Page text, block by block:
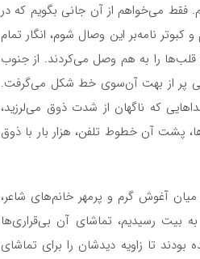
فقط می‌خواهم از آن جانی بگویم که در
نامه‌بر این وصال شوم، انگار تمام
قلب‌ها را به هم وصل می‌کردند. از جنوب
پر از بهت آن‌سوی خط شکل می‌گرفت.
که ناگهان از شدت ذوق می‌لرزید،
پشت آن خطوط تلفن، هزار بار با ذوق
آغوش گرم و پرمهر خانم‌های شاعر،
بیت رسیدیم، تماشای آن بی‌قراری‌ها
تا زاویه دیدشان را برای تماشای